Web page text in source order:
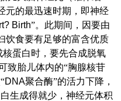
元的最迅速时期，即神经
? Birth”。此期间，因要由
饮食要有足够的富含优质
蛋白时，要先合成脱氧
致胎儿体内的“胸腺核苷
DNA聚合酶”的活力下降，
生成得就少，神经元体积